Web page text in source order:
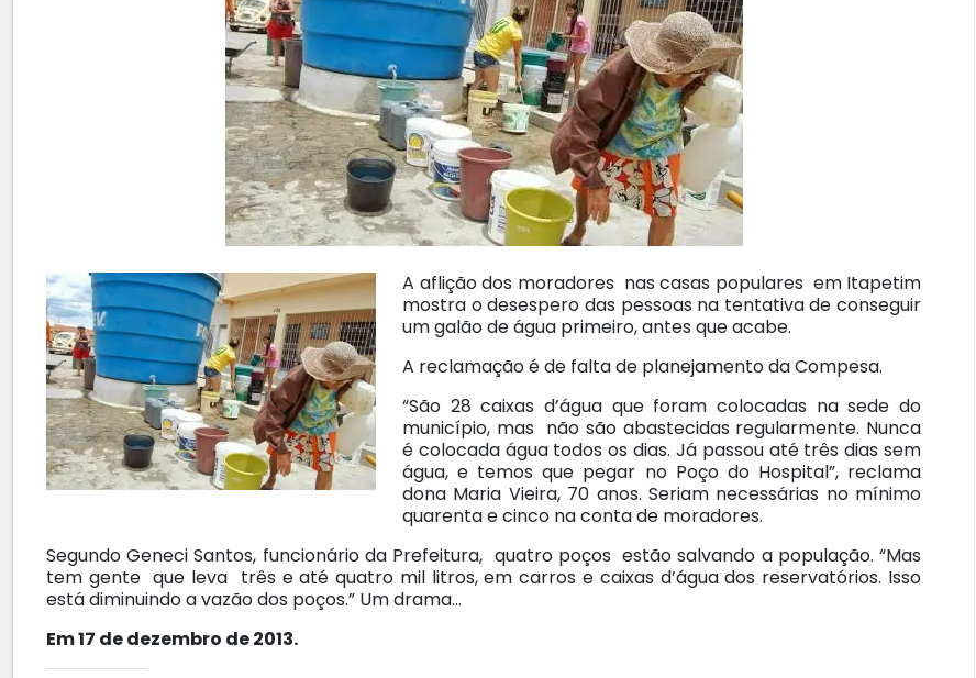
A aflição dos moradores nas casas populares em Itapetim
mostra o desespero das pessoas na tentativa de conseguir
um galão de água primeiro, antes que acabe.
A reclamação é de falta de planejamento da Compesa.
“São 28 caixas d’água que foram colocadas na sede do
município, mas não são abastecidas regularmente. Nunca
é colocada água todos os dias. Já passou até três dias sem
água, e temos que pegar no Poço do Hospital”, reclama
dona Maria Vieira, 70 anos. Seriam necessárias no mínimo
quarenta e cinco na conta de moradores.
Segundo Geneci Santos, funcionário da Prefeitura, quatro poços estão salvando a população. “Mas
tem gente que leva três e até quatro mil litros, em carros e caixas d’água dos reservatórios. Isso
está diminuindo a vazão dos poços.” Um drama…
Em 17 de dezembro de 2013.